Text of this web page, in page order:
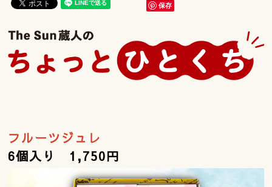
保存
フルーツジュレ
6個入り 1,750円